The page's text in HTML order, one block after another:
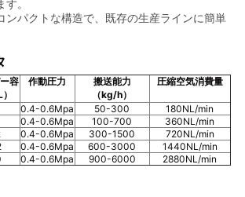
。
ンパクトな構造で、既存の生産ラインに簡単
容
作動圧力
搬送能力
（kg/h）
圧縮空気消費量
0.4-0.6Mpa 50-300
180NL/min
0.4-0.6Mpa 100-700
360NL/min
0.4-0.6Mpa 300-1500
720NL/min
0.4-0.6Mpa 600-3000
1440NL/min
0.4-0.6Mpa 900-6000 2880NL/min